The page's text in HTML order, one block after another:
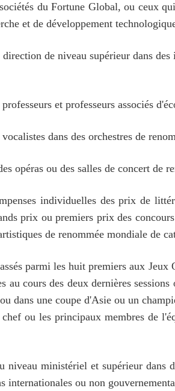
du Fortune Global, ou ceux
et de développement
de niveau supérieur dans
et professeurs associés
dans des orchestres de
opéras ou des salles de concert de
individuelles des prix de
prix ou premiers prix des
de renommée mondiale de
parmi les huit premiers aux
au cours des deux dernières
dans une coupe d'Asie ou un
ou les principaux membres de
niveau ministériel et supérieur dans
internationales ou non